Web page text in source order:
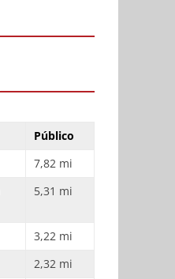
Público
7,82 mi
5,31 mi
3,22 mi
2,32 mi